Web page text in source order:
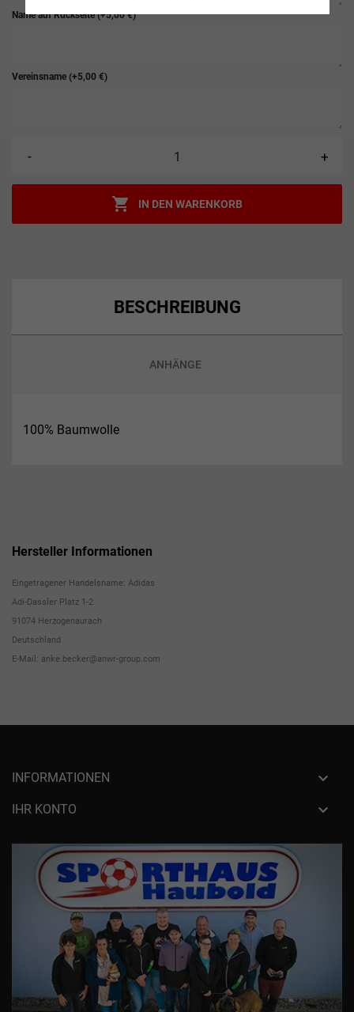
Name auf Rückseite(+5,00 €)
Vereinsname (+5,00 €)
- +
 IN DEN WARENKORB
BESCHREIBUNG
ANHÄNGE
100% Baumwolle
Hersteller Informationen
Eingetragener Handelsname: Adidas
Adi-Dassler Platz 1-2
91074 Herzogenaurach
Deutschland
E-Mail: anke.becker@anwr-group.com
INFORMATIONEN 
IHR KONTO 